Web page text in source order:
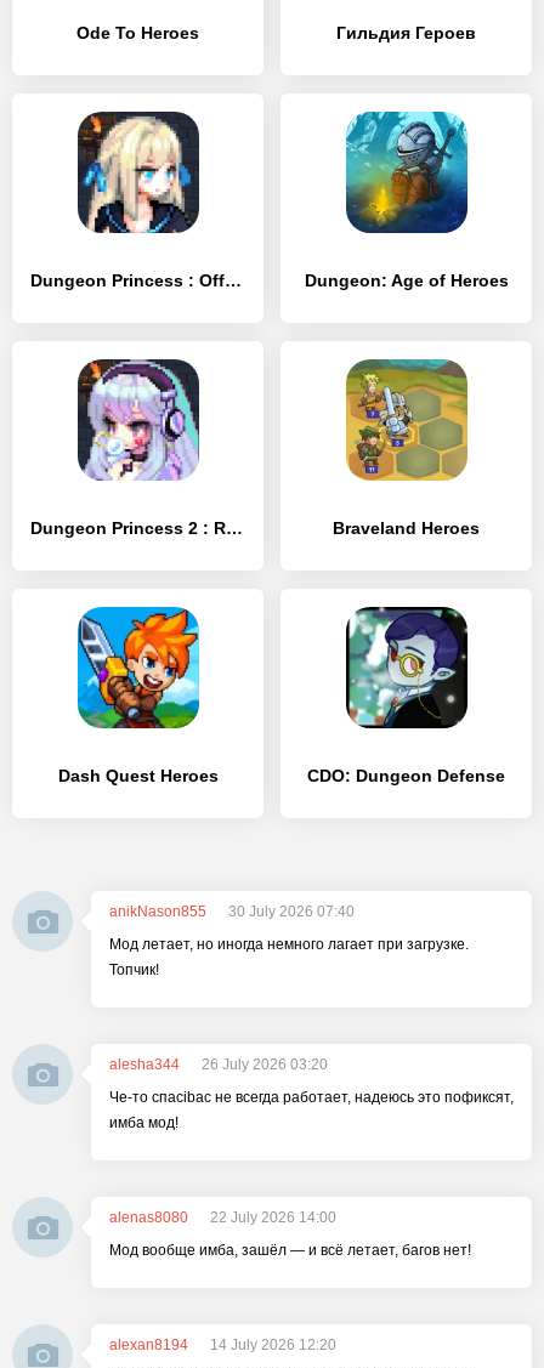
Ode To Heroes Гильдия Героев
Dungeon Princess : Offline Dungeon RPG Dungeon: Age of Heroes
Dungeon Princess 2 : RPG Braveland Heroes
Dash Quest Heroes CDO: Dungeon Defense
anikNason855
30 July 2026 07:40
Мод летает, но иногда немного лагает при загрузке.
Топчик!
alesha344
26 July 2026 03:20
Че-то спасibас не всегда работает, надеюсь это пофиксят,
имба мод!
alenas8080
22 July 2026 14:00
Мод вообще имба, зашёл — и всё летает, багов нет!
alexan8194
14 July 2026 12:20